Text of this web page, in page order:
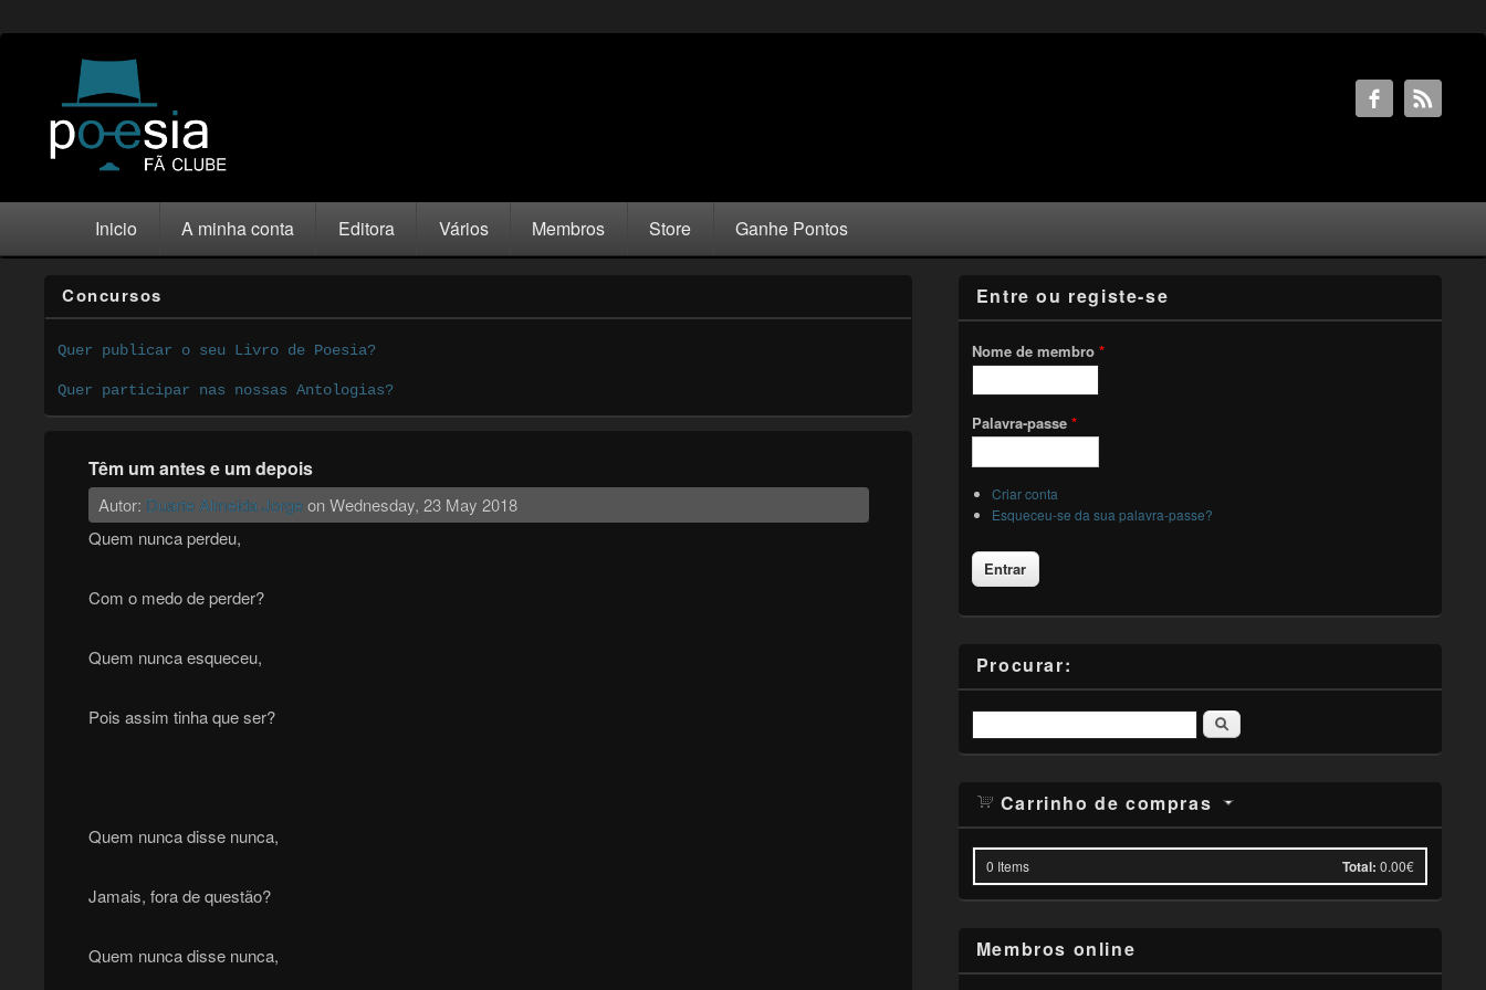
Inicio A minha conta Editora Vários Membros Store Ganhe Pontos
Concursos
Quer publicar o seu Livro de Poesia?
Quer participar nas nossas Antologias?
Têm um antes e um depois
Autor: Duarte Almeida Jorgeon Wednesday, 23 May 2018
Quem nunca perdeu,
Com o medo de perder?
Quem nunca esqueceu,
Pois assim tinha que ser?
Quem nunca disse nunca,
Jamais, fora de questão?
Quem nunca disse nunca,
Entre ou registe-se
Nome de membro *
Palavra-passe *
Criar conta
Esqueceu-se da sua palavra-passe?
Procurar:
Pesquisar
Carrinho de compras
0 Items Total: 0.00€
Membros online